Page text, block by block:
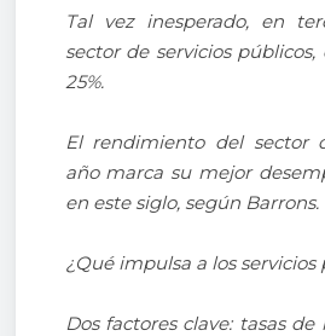
Tal vez inesperado, en
sector de servicios
25%.
El rendimiento del sector
año marca su mejor
en este siglo, según Barrons.
¿Qué impulsa a los servicios
Dos factores clave: tasas